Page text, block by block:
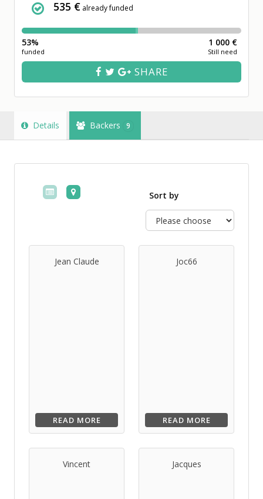
535 € already funded
53%
funded
1 000 €
Still need
SHARE
Details Backers 9
Sort by
Jean Claude
READ MORE
Joc66
READ MORE
Vincent Jacques